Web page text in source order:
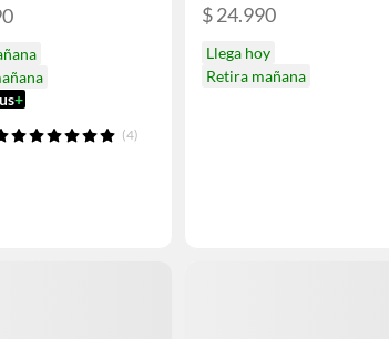
+
(4)
$ 24.990
Llega hoy
Retira mañana